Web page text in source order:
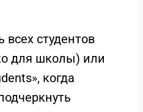
всех студентов
для школы) или
когда